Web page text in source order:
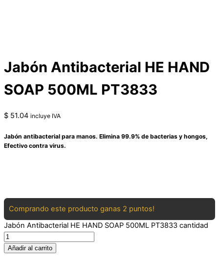
Jabón Antibacterial HE HAND
SOAP 500ML PT3833
$ 51.04 incluye IVA
Jabón antibacterial para manos. Elimina 99.9% de bacterias y hongos,
Efectivo contra virus.
Comprando este producto ganas 2 puntos!
Jabón Antibacterial HE HAND SOAP 500ML PT3833 cantidad
Añadir al carrito